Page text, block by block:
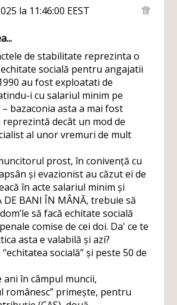
la 11:46:00 EEST
de stabilitate reprezinta o
socială pentru angajatii
au fost exploatati de
i cu salariul minim pe
– bazaconia asta a mai fost
reprezintă decât un mod de
al unor vremuri de mult
prost, în conivență cu
și evazionist au căzut ei de
în acte salariul minim și
DE BANI ÎN MÂNĂ, trebuie să
să facă echitate socială
comise de cei doi. Da' ce te
asta e valabilă și azi?
socială” și peste 50 de
ani în câmpul muncii,
românesc” primește, pentru